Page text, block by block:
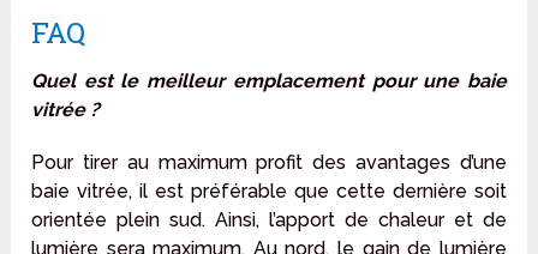
FAQ
Quel est le meilleur emplacement pour une baie
vitrée ?
Pour tirer au maximum profit des avantages d’une
baie vitrée, il est préférable que cette dernière soit
orientée plein sud. Ainsi, l’apport de chaleur et de
lumière sera maximum. Au nord, le gain de lumière